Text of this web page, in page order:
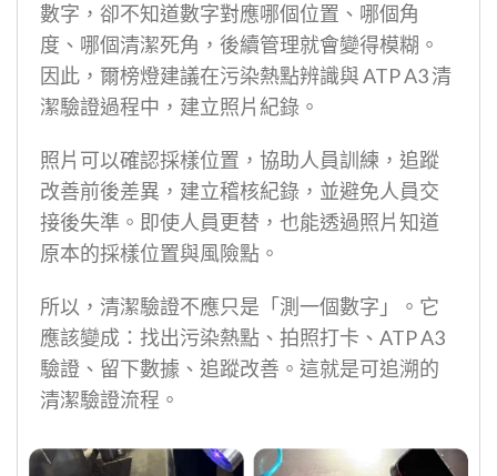
數字，卻不知道數字對應哪個位置、哪個角
度、哪個清潔死角，後續管理就會變得模糊。
因此，爾榜燈建議在污染熱點辨識與 ATP A3 清
潔驗證過程中，建立照片紀錄。
照片可以確認採樣位置，協助人員訓練，追蹤
改善前後差異，建立稽核紀錄，並避免人員交
接後失準。即使人員更替，也能透過照片知道
原本的採樣位置與風險點。
所以，清潔驗證不應只是「測一個數字」。它
應該變成：找出污染熱點、拍照打卡、ATP A3
驗證、留下數據、追蹤改善。這就是可追溯的
清潔驗證流程。